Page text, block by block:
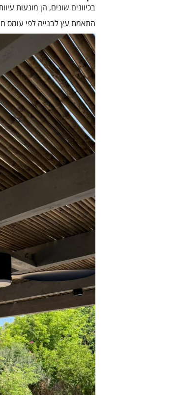
בכיוונים שונים, הן מונעות
התאמת עץ לבנייה לפי עומס